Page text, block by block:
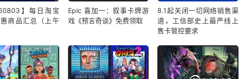
】每日淘宝
商品汇总（上午
Epic 喜加一：叙事卡牌游
戏《预言奇谈》免费领取
8.1起关闭一切网络销售渠
道，工信部史上最严线上
售卡管控要求